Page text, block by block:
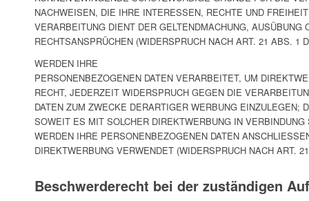
NACHWEISEN, DIE IHRE INTERESSEN, RECHTE UND
VERARBEITUNG DIENT DER GELTENDMACHUNG, AUSÜBUNG
RECHTSANSPRÜCHEN (WIDERSPRUCH NACH ART. 21 ABS. 1
WERDEN IHRE
PERSONENBEZOGENEN DATEN VERARBEITET, UM
RECHT, JEDERZEIT WIDERSPRUCH GEGEN DIE
DATEN ZUM ZWECKE DERARTIGER WERBUNG EINZULEGEN;
SOWEIT ES MIT SOLCHER DIREKTWERBUNG IN
WERDEN IHRE PERSONENBEZOGENEN DATEN
DIREKTWERBUNG VERWENDET (WIDERSPRUCH NACH ART.
Beschwerde­recht bei der zuständigen